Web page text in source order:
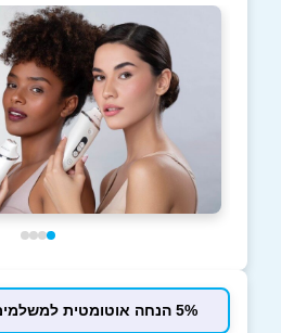
5% הנחה אוטומטית למשלמים בכרטיס המועדון